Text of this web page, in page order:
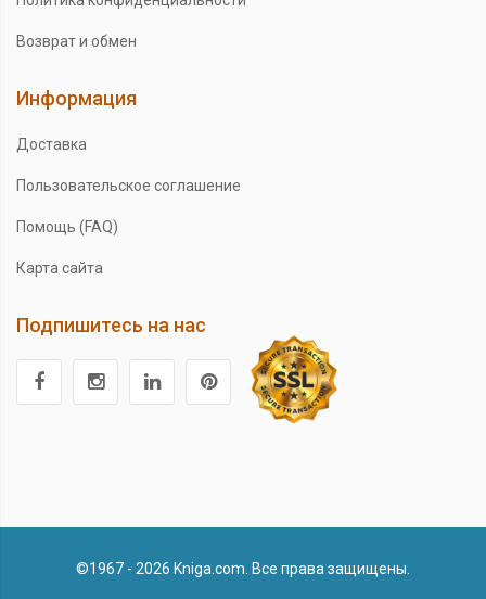
Возврат и обмен
Информация
Доставка
Пользовательское соглашение
Помощь (FAQ)
Карта сайта
Подпишитесь на нас
©1967 - 2026 Kniga.com. Все права защищены.